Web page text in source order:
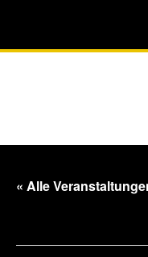
« Alle